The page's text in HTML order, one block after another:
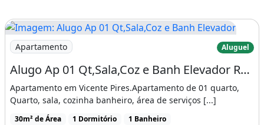
Imagem: Alugo Ap 01 Qt,Sala,Coz e Banh Elevador
Apartamento Aluguel
Alugo Ap 01 Qt,Sala,Coz e Banh Elevador R$ 970.00 Vicente Pires
Apartamento em Vicente Pires.Apartamento de 01 quarto,
Quarto, sala, cozinha banheiro, área de serviços [...]
30m² de Área 1 Dormitório 1 Banheiro